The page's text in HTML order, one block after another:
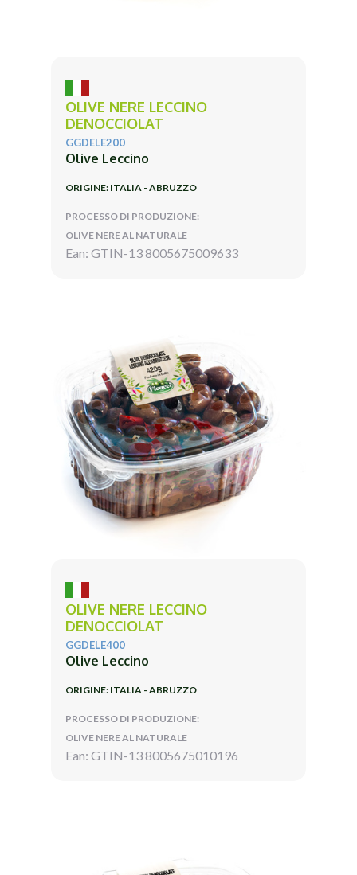
OLIVE NERE LECCINO
DENOCCIOLAT
GGDELE200
Olive Leccino
ORIGINE: ITALIA - ABRUZZO
PROCESSO DI PRODUZIONE:
OLIVE NERE AL NATURALE
Ean: GTIN-13 8005675009633
OLIVE NERE LECCINO
DENOCCIOLAT
GGDELE400
Olive Leccino
ORIGINE: ITALIA - ABRUZZO
PROCESSO DI PRODUZIONE:
OLIVE NERE AL NATURALE
Ean: GTIN-13 8005675010196